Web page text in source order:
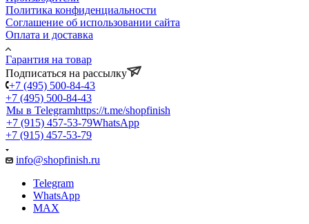
Политика конфиденциальности
Соглашение об использовании сайта
Оплата и доставка
Гарантия на товар
Подписаться на рассылку
+7 (495) 500-84-43
+7 (495) 500-84-43
Мы в Telegramhttps://t.me/shopfinish
+7 (915) 457-53-79WhatsApp
+7 (915) 457-53-79
info@shopfinish.ru
Telegram
WhatsApp
MAX